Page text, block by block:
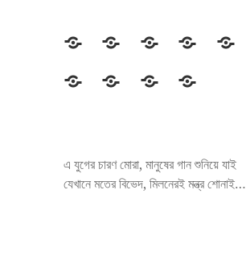
উদীচী সংগঠন
জাতীয়
জেলা/
সংবাদ
প্রকাশনাসাহিত্য
ছবি
ENGLISH
এ যুগের চারণ মোরা, মানুষের গান শুনিয়ে যাই
যেখানে মতের বিভেদ, মিলনেরই মন্ত্র শোনাই…